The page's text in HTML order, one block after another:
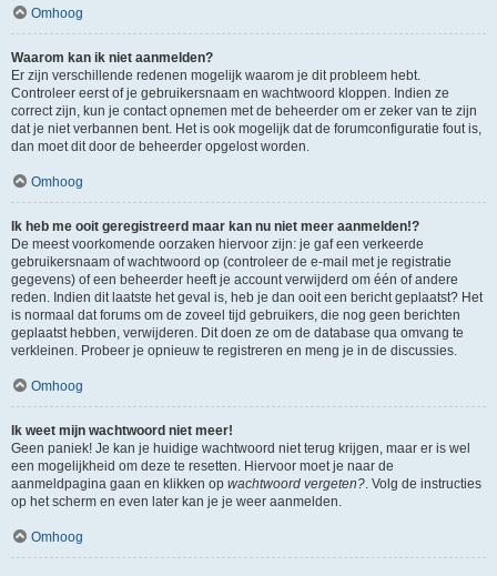
Omhoog
Waarom kan ik niet aanmelden?
Er zijn verschillende redenen mogelijk waarom je dit probleem hebt.
Controleer eerst of je gebruikersnaam en wachtwoord kloppen. Indien ze
correct zijn, kun je contact opnemen met de beheerder om er zeker van te zijn
dat je niet verbannen bent. Het is ook mogelijk dat de forumconfiguratie fout is,
dan moet dit door de beheerder opgelost worden.
Omhoog
Ik heb me ooit geregistreerd maar kan nu niet meer aanmelden!?
De meest voorkomende oorzaken hiervoor zijn: je gaf een verkeerde
gebruikersnaam of wachtwoord op (controleer de e-mail met je registratie
gegevens) of een beheerder heeft je account verwijderd om één of andere
reden. Indien dit laatste het geval is, heb je dan ooit een bericht geplaatst? Het
is normaal dat forums om de zoveel tijd gebruikers, die nog geen berichten
geplaatst hebben, verwijderen. Dit doen ze om de database qua omvang te
verkleinen. Probeer je opnieuw te registreren en meng je in de discussies.
Omhoog
Ik weet mijn wachtwoord niet meer!
Geen paniek! Je kan je huidige wachtwoord niet terug krijgen, maar er is wel
een mogelijkheid om deze te resetten. Hiervoor moet je naar de
aanmeldpagina gaan en klikken op wachtwoord vergeten?. Volg de instructies
op het scherm en even later kan je je weer aanmelden.
Omhoog